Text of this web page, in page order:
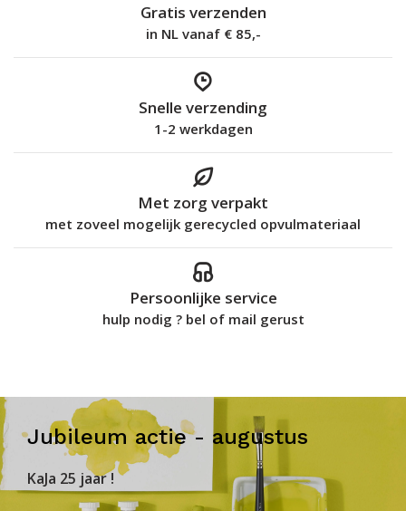
Gratis verzenden
in NL vanaf € 85,-
Snelle verzending
1-2 werkdagen
Met zorg verpakt
met zoveel mogelijk gerecycled opvulmateriaal
Persoonlijke service
hulp nodig ? bel of mail gerust
Jubileum actie - augustus
KaJa 25 jaar !